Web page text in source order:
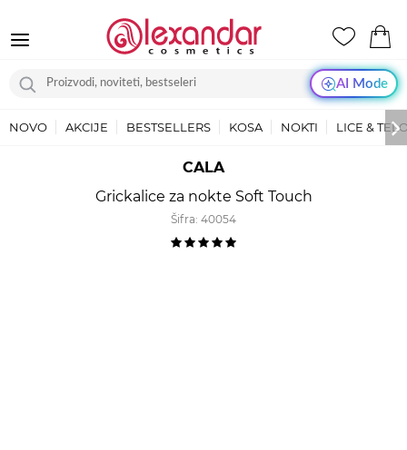
AI Mode
NOVO AKCIJE BESTSELLERS KOSA NOKTI LICE &
CALA
Grickalice za nokte Soft Touch
Šifra: 40054